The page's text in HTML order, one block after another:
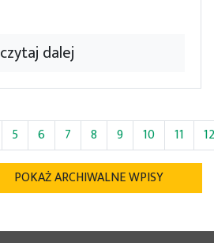
czytaj dalej
5 6 7 8 9 10 11
12
POKAŻ ARCHIWALNE WPISY